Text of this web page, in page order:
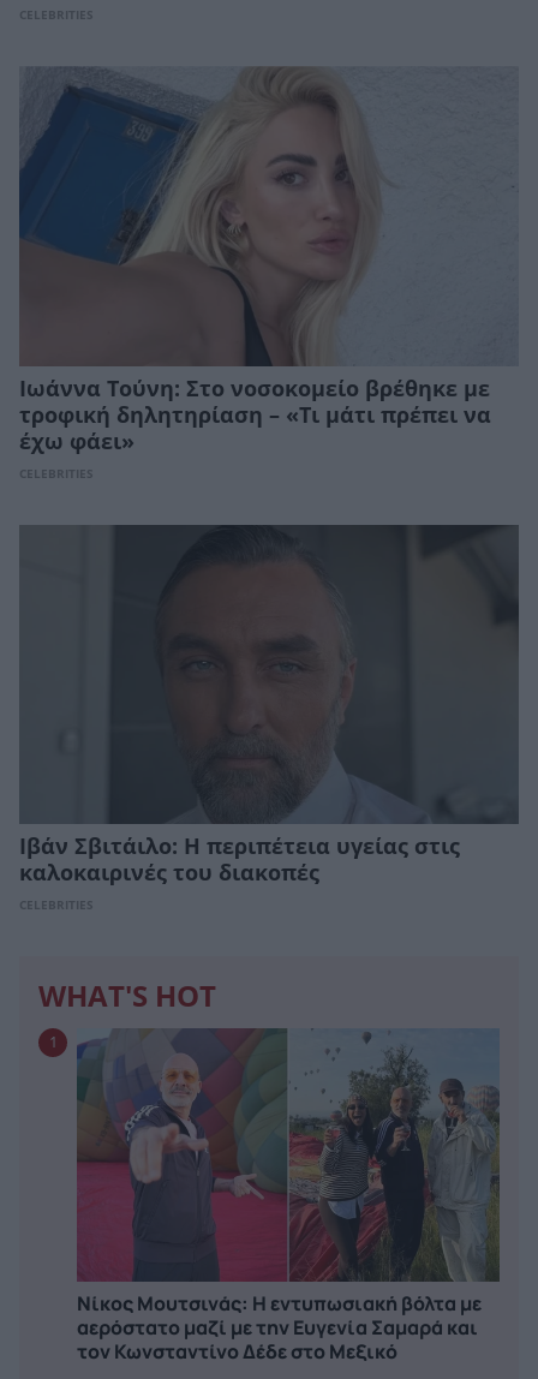
CELEBRITIES
Ιωάννα Τούνη: Στο νοσοκομείο βρέθηκε με
τροφική δηλητηρίαση – «Τι μάτι πρέπει να
έχω φάει»
CELEBRITIES
Ιβάν Σβιτάιλο: Η περιπέτεια υγείας στις
καλοκαιρινές του διακοπές
CELEBRITIES
WHAT'S HOT
1
Νίκος Μουτσινάς: Η εντυπωσιακή βόλτα με
αερόστατο μαζί με την Ευγενία Σαμαρά και
τον Κωνσταντίνο Δέδε στο Μεξικό